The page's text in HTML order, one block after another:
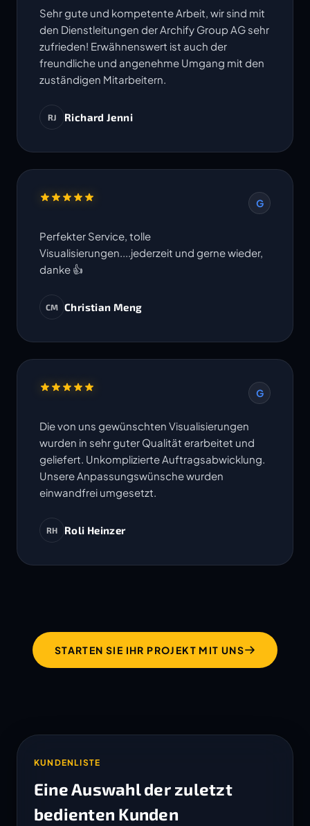
Sehr gute und kompetente Arbeit, wir sind mit
den Dienstleitungen der Archify Group AG sehr
zufrieden! Erwähnenswert ist auch der
freundliche und angenehme Umgang mit den
zuständigen Mitarbeitern.
RJ Richard Jenni
G
Perfekter Service, tolle
Visualisierungen....jederzeit und gerne wieder,
danke 👍
CM Christian Meng
G
Die von uns gewünschten Visualisierungen
wurden in sehr guter Qualität erarbeitet und
geliefert. Unkomplizierte Auftragsabwicklung.
Unsere Anpassungswünsche wurden
einwandfrei umgesetzt.
RH Roli Heinzer
STARTEN SIE IHR PROJEKT MIT UNS
KUNDENLISTE
Eine Auswahl der zuletzt
bedienten Kunden